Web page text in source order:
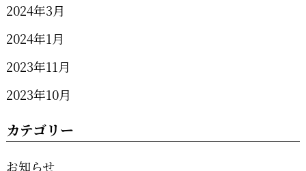
2024年3月
2024年1月
2023年11月
2023年10月
カテゴリー
お知らせ